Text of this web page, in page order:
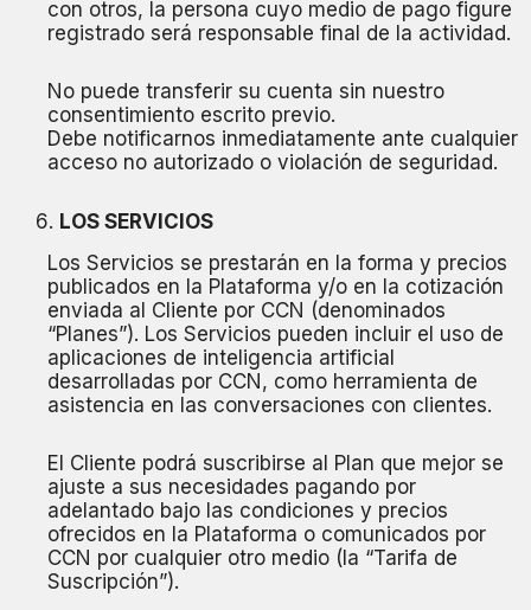
con otros, la persona cuyo medio de pago figure
registrado será responsable final de la actividad.
No puede transferir su cuenta sin nuestro
consentimiento escrito previo.
Debe notificarnos inmediatamente ante cualquier
acceso no autorizado o violación de seguridad.
LOS SERVICIOS
Los Servicios se prestarán en la forma y precios
publicados en la Plataforma y/o en la cotización
enviada al Cliente por CCN (denominados
“Planes”). Los Servicios pueden incluir el uso de
aplicaciones de inteligencia artificial
desarrolladas por CCN, como herramienta de
asistencia en las conversaciones con clientes.
El Cliente podrá suscribirse al Plan que mejor se
ajuste a sus necesidades pagando por
adelantado bajo las condiciones y precios
ofrecidos en la Plataforma o comunicados por
CCN por cualquier otro medio (la “Tarifa de
Suscripción”).